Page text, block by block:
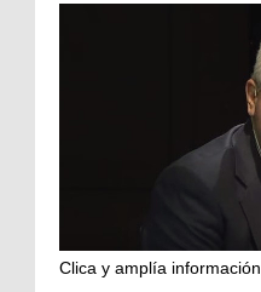
Clica y amplía información